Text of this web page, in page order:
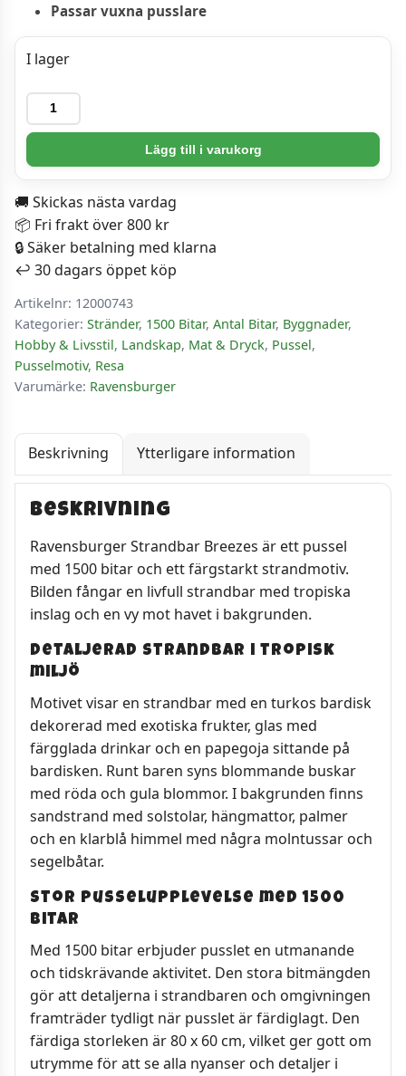
Passar vuxna pusslare
I lager
Ravensburger
Pussel
Strandbar
Breezes
1500
bitar
mängd
Lägg till i varukorg
🚚 Skickas nästa vardag
📦 Fri frakt över 800 kr
🔒 Säker betalning med klarna
↩️ 30 dagars öppet köp
Artikelnr: 12000743
Kategorier: Stränder, 1500 Bitar, Antal Bitar, Byggnader,
Hobby & Livsstil, Landskap, Mat & Dryck, Pussel,
Pusselmotiv, Resa
Varumärke: Ravensburger
Beskrivning Ytterligare information
Beskrivning
Ravensburger Strandbar Breezes är ett pussel
med 1500 bitar och ett färgstarkt strandmotiv.
Bilden fångar en livfull strandbar med tropiska
inslag och en vy mot havet i bakgrunden.
Detaljerad strandbar i tropisk
miljö
Motivet visar en strandbar med en turkos bardisk
dekorerad med exotiska frukter, glas med
färgglada drinkar och en papegoja sittande på
bardisken. Runt baren syns blommande buskar
med röda och gula blommor. I bakgrunden finns
sandstrand med solstolar, hängmattor, palmer
och en klarblå himmel med några molntussar och
segelbåtar.
Stor pusselupplevelse med 1500
bitar
Med 1500 bitar erbjuder pusslet en utmanande
och tidskrävande aktivitet. Den stora bitmängden
gör att detaljerna i strandbaren och omgivningen
framträder tydligt när pusslet är färdiglagt. Den
färdiga storleken är 80 x 60 cm, vilket ger gott om
utrymme för att se alla nyanser och detaljer i